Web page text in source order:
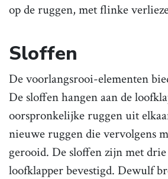
op de ruggen, met flinke
Sloffen
De voorlangsrooi-elementen
De sloffen hangen aan de
oorspronkelijke ruggen uit
nieuwe ruggen die vervolgens
gerooid. De sloffen zijn met
loofklapper bevestigd. Dewulf